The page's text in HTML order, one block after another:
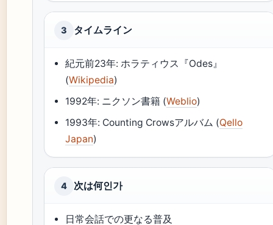
3 タイムライン
紀元前23年: ホラティウス『Odes』
(Wikipedia)
1992年: ニクソン書籍 (Weblio)
1993年: Counting Crowsアルバム (Qello
Japan)
4 次は何인가
日常会話での更なる普及